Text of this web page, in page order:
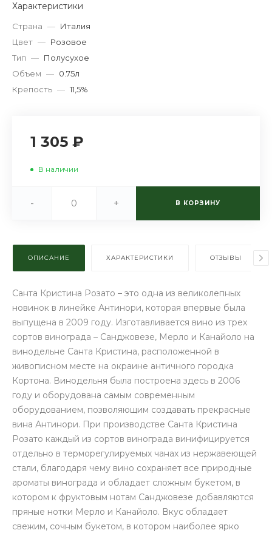
Характеристики
Страна — Италия
Цвет — Розовое
Тип — Полусухое
Объем — 0.75л
Крепость — 11,5%
1 305 ₽
В наличии
- + В КОРЗИНУ
ОПИСАНИЕ ХАРАКТЕРИСТИКИ ОТЗЫВЫ
Санта Кристина Розато – это одна из великолепных
новинок в линейке Антинори, которая впервые была
выпущена в 2009 году. Изготавливается вино из трех
сортов винограда – Санджовезе, Мерло и Канайоло на
винодельне Санта Кристина, расположенной в
живописном месте на окраине античного городка
Кортона. Винодельня была построена здесь в 2006
году и оборудована самым современным
оборудованием, позволяющим создавать прекрасные
вина Антинори. При производстве Санта Кристина
Розато каждый из сортов винограда винифицируется
отдельно в терморегулируемых чанах из нержавеющей
стали, благодаря чему вино сохраняет все природные
ароматы винограда и обладает сложным букетом, в
котором к фруктовым нотам Санджовезе добавляются
пряные нотки Мерло и Канайоло. Вкус обладает
свежим, сочным букетом, в котором наиболее ярко